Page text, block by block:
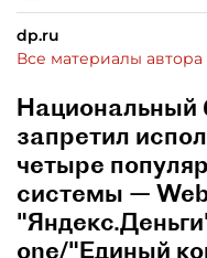
dp.ru
Все материалы автора
Национальный
запретил
четыре
системы —
one/"Единый